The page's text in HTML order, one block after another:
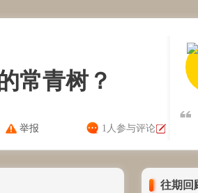
常青树？
1人参与评论
举报
往期回